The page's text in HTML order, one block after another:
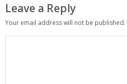
Leave a Reply
Your email address will not be published.